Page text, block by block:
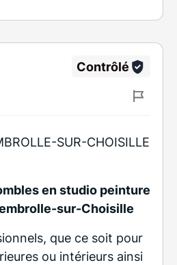
Contrôlé
SUR-CHOISILLE
en studio peinture
sur-Choisille
que ce soit pour
ou intérieurs ainsi